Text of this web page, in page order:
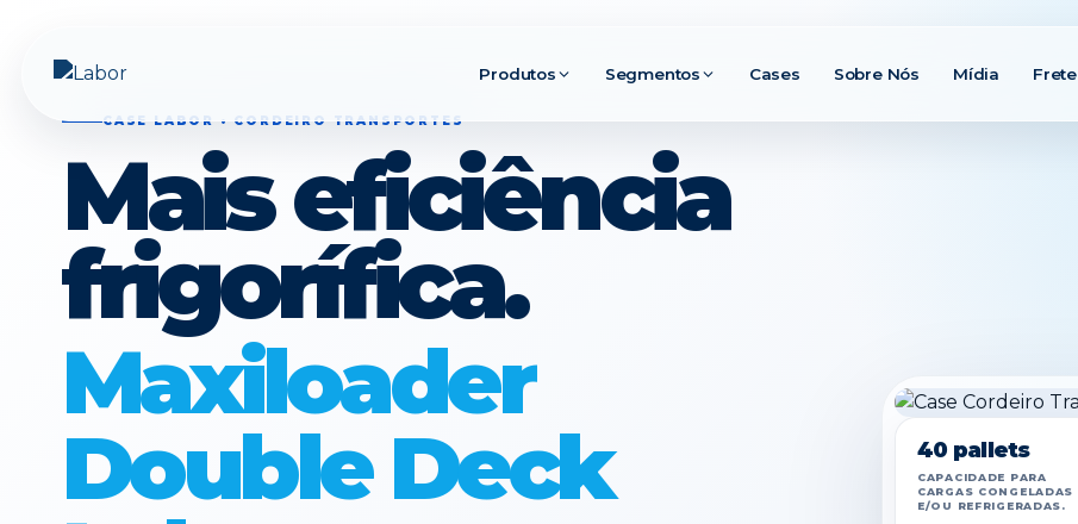
Produtos Segmentos Cases Sobre Nós Mídia Frete
CASE LABOR • CORDEIRO TRANSPORTES
Mais eficiência
frigorífica.
Maxiloader
Double Deck 40 pallets
CAPACIDADE PARA
CARGAS CONGELADAS
E/OU REFRIGERADAS.